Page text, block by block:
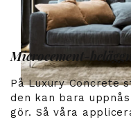
Microcement-
På Luxury Concrete
den kan bara
gör. Så våra